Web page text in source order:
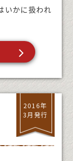
いかに扱われ
2016年
3月発行